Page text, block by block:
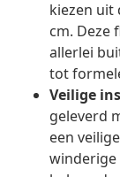
kiezen uit
cm. Deze
allerlei
tot
Veilige
geleverd
een
winderige